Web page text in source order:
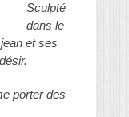
Sculpté
dans le
et ses
porter des